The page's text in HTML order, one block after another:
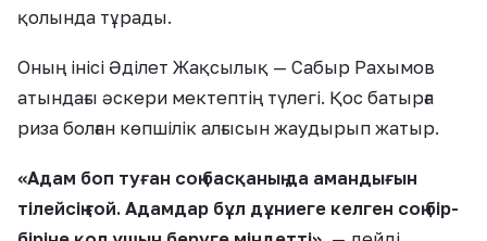
қолында тұрады.
Оның інісі Әділет Жақсылық — Сабыр Рахымов
атындағы әскери мектептің түлегі. Қос батырға
риза болған көпшілік алғысын жаудырып жатыр.
«Адам боп туған соң басқаның да амандығын
тілейсің ғой. Адамдар бұл дұниеге келген соң бір-